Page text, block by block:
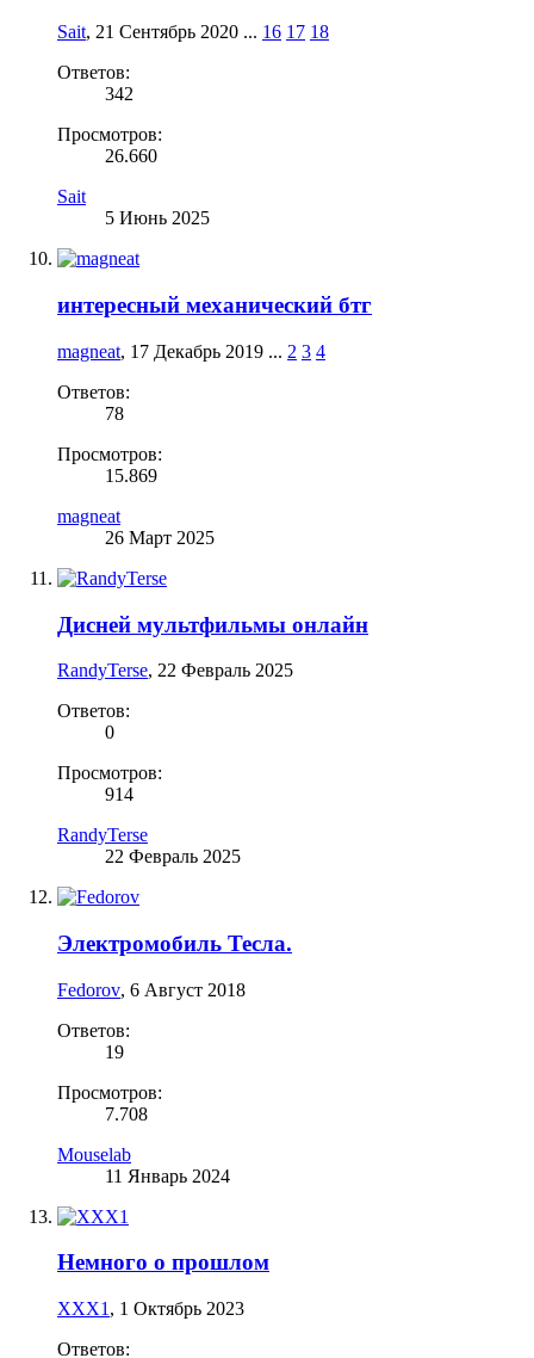
Sait, 21 Сентябрь 2020 ... 16 17 18
Ответов:
342
Просмотров:
26.660
Sait
5 Июнь 2025
интересный механический бтг
magneat, 17 Декабрь 2019 ... 2 3 4
Ответов:
78
Просмотров:
15.869
magneat
26 Март 2025
Дисней мультфильмы онлайн
RandyTerse, 22 Февраль 2025
Ответов:
0
Просмотров:
914
RandyTerse
22 Февраль 2025
Электромобиль Тесла.
Fedorov, 6 Август 2018
Ответов:
19
Просмотров:
7.708
Mouselab
11 Январь 2024
Немного о прошлом
XXX1 , 1 Октябрь 2023
Ответов: